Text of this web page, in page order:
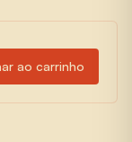
ao carrinho